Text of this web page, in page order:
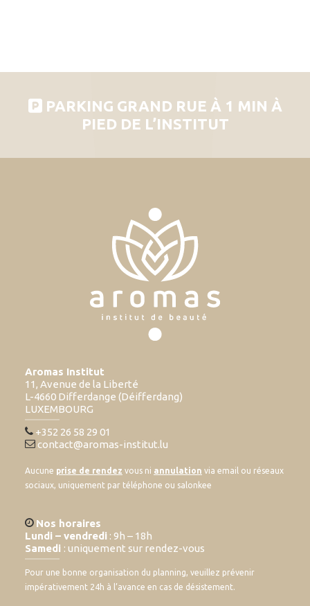
PARKING GRAND RUE À 1 MIN À
PIED DE L’INSTITUT
Aromas Institut
11, Avenue de la Liberté
L-4660 Differdange (Déifferdang)
LUXEMBOURG
+352 26 58 29 01
contact@aromas-institut.lu
Aucune prise de rendez vous ni annulation via email ou réseaux
sociaux, uniquement par téléphone ou salonkee
Nos horaires
Lundi – vendredi : 9h – 18h
Samedi : uniquement sur rendez-vous
Pour une bonne organisation du planning, veuillez prévenir
impérativement 24h à l’avance en cas de désistement.